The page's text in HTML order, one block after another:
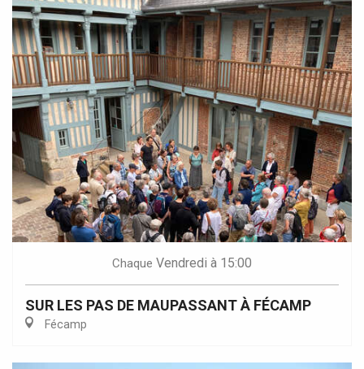
Chaque Vendredi à 15:00
SUR LES PAS DE MAUPASSANT À FÉCAMP
Fécamp